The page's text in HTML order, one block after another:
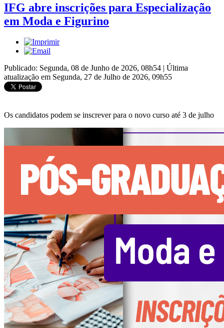
IFG abre inscrições para Especialização
em Moda e Figurino
Publicado: Segunda, 08 de Junho de 2026, 08h54 | Última
atualização em Segunda, 27 de Julho de 2026, 09h55
Os candidatos podem se inscrever para o novo curso até 3 de julho